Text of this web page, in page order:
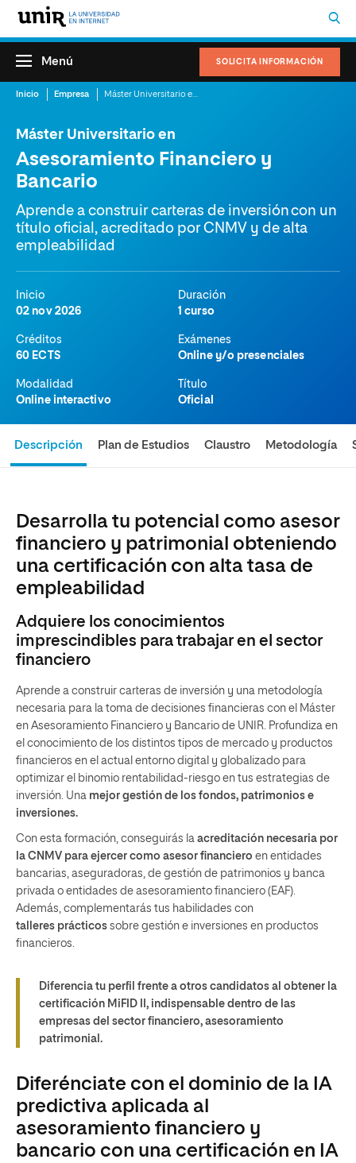
SOLICITA INFORMACIÓN
Menú
Inicio Empresa
Máster Universitario en
Asesoramiento Financiero y
Bancario
Aprende a construir carteras de inversión con un
título oficial, acreditado por CNMV y de alta
empleabilidad
Inicio
02 nov 2026
Duración
1 curso
Créditos
60 ECTS
Exámenes
Online y/o presenciales
Modalidad
Online interactivo
Título
Oficial
Descripción Plan de Estudios Claustro Metodología
Desarrolla tu potencial como asesor
financiero y patrimonial obteniendo
una certificación con alta tasa de
empleabilidad
Adquiere los conocimientos
imprescindibles para trabajar en el sector
financiero
Aprende a construir carteras de inversión y una metodología
necesaria para la toma de decisiones financieras con el Máster
en Asesoramiento Financiero y Bancario de UNIR. Profundiza en
el conocimiento de los distintos tipos de mercado y productos
financieros en el actual entorno digital y globalizado para
optimizar el binomio rentabilidad-riesgo en tus estrategias de
inversión. Una mejor gestión de los fondos, patrimonios e
inversiones.
Con esta formación, conseguirás la acreditación necesaria por
la CNMV para ejercer como asesor financiero en entidades
bancarias, aseguradoras, de gestión de patrimonios y banca
privada o entidades de asesoramiento financiero (EAF).
Además, complementarás tus habilidades con
talleres prácticos sobre gestión e inversiones en productos
financieros.
Diferencia tu perfil frente a otros candidatos al obtener la
certificación MiFID II, indispensable dentro de las
empresas del sector financiero, asesoramiento
patrimonial.
Diferénciate con el dominio de la IA
predictiva aplicada al
asesoramiento financiero y
bancario con una certificación en IA